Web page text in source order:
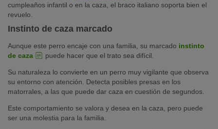
cumpleaños infantil o en la caza, el braco italiano soporta bien el
revuelo.
Instinto de caza marcado
Aunque este perro encaje con una familia, su marcado instinto
de caza
puede hacer que el trato sea difícil.
Su naturaleza lo convierte en un perro muy vigilante que observa
su entorno con atención. Detecta posibles presas en los
matorrales, a las que puede dar caza en cuestión de segundos.
Este comportamiento se valora y desea en la caza, pero puede
ser una molestia para la familia.